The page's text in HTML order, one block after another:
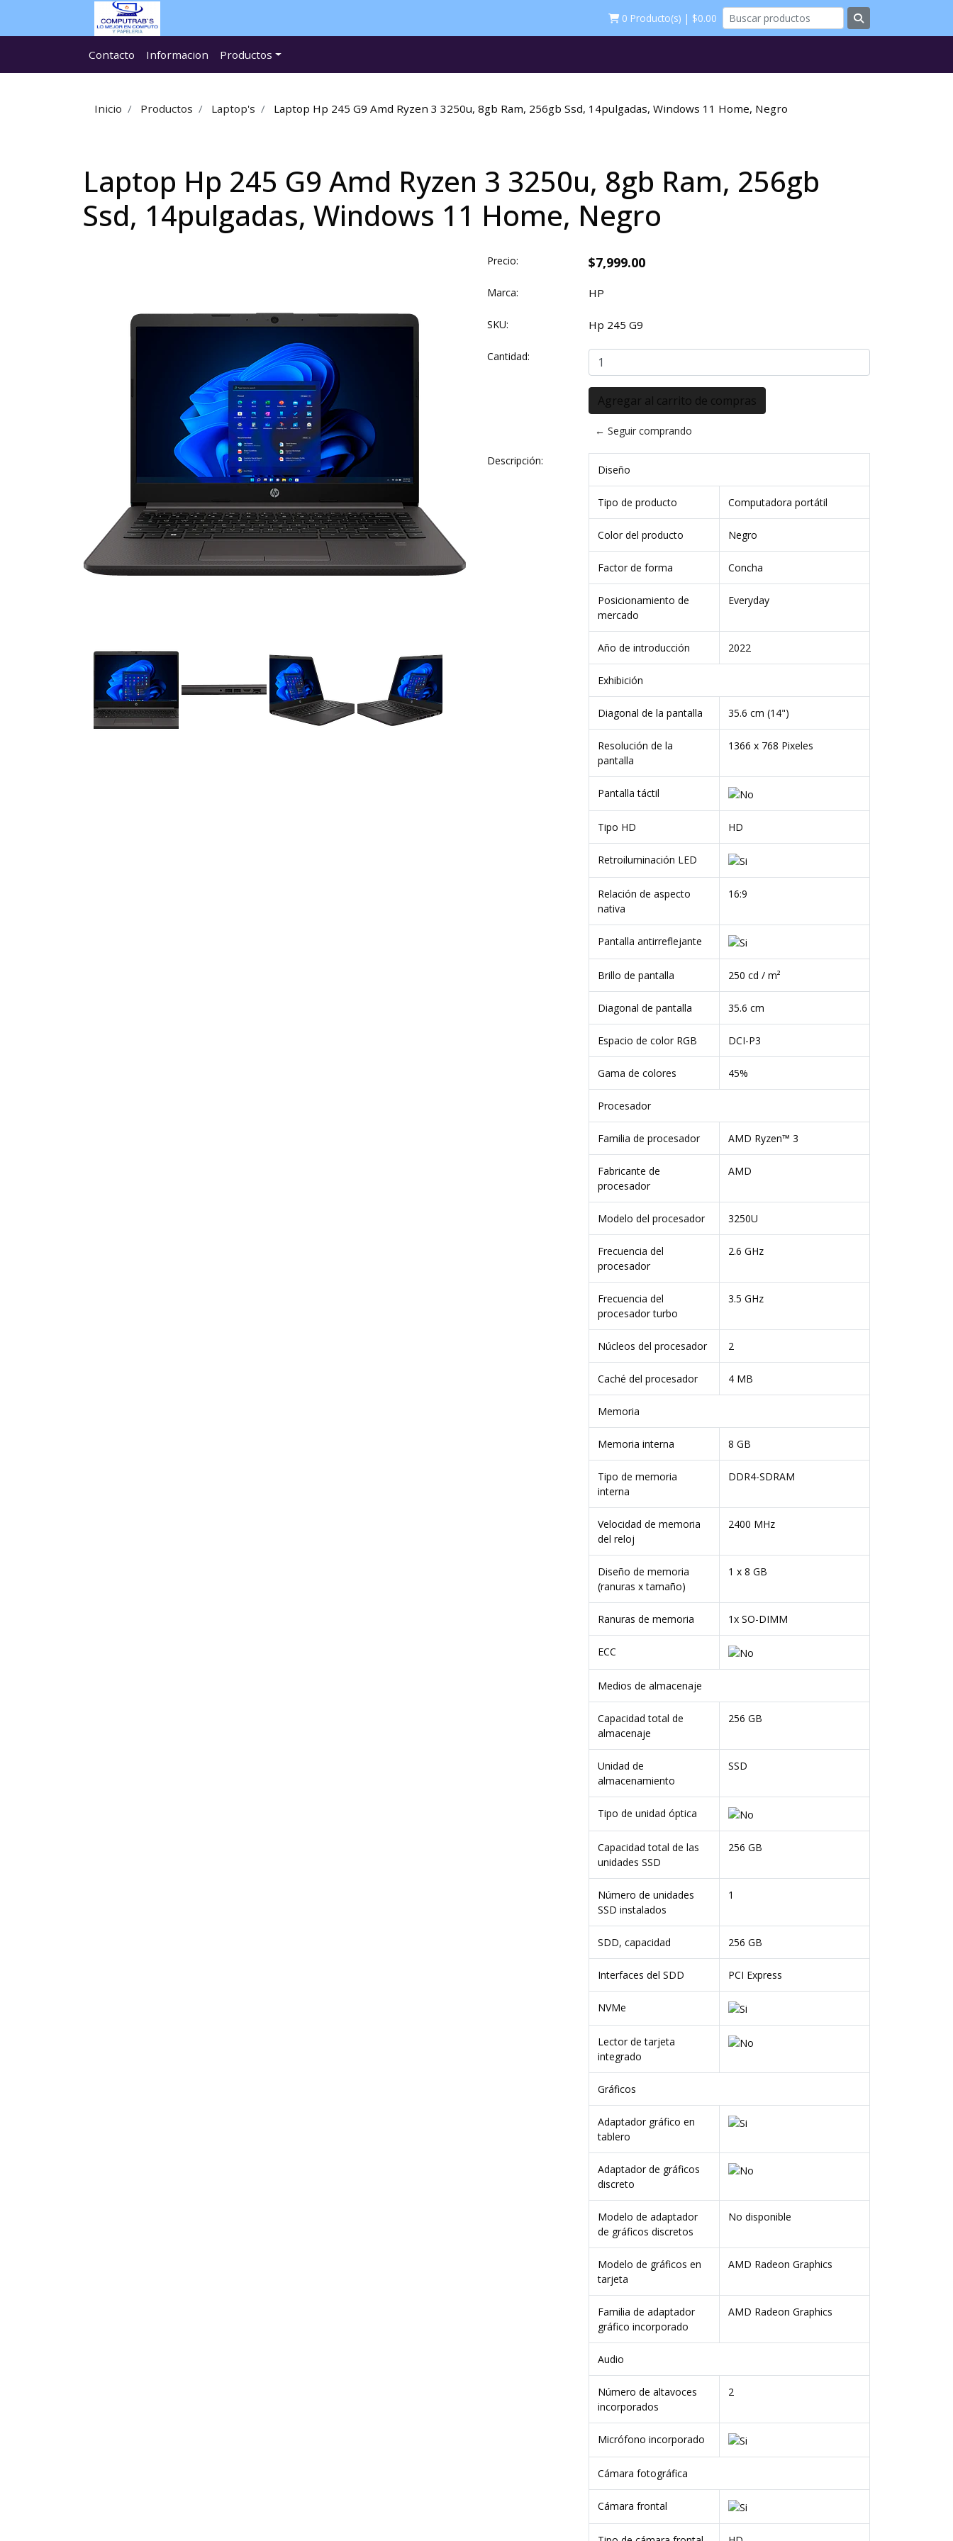
0 Producto(s) | $0.00
Contacto Informacion Productos
Inicio Productos Laptop's Laptop Hp 245 G9 Amd Ryzen 3 3250u, 8gb Ram, 256gb Ssd, 14pulgadas, Windows 11 Home, Negro
Laptop Hp 245 G9 Amd Ryzen 3 3250u, 8gb Ram, 256gb
Ssd, 14pulgadas, Windows 11 Home, Negro
Precio: $7,999.00
Marca: HP
SKU: Hp 245 G9
Cantidad:
← Seguir comprando
Descripción:
Diseño
Tipo de producto Computadora portátil
Color del producto Negro
Factor de forma Concha
Posicionamiento de
mercado
Everyday
Año de introducción 2022
Exhibición
Diagonal de la pantalla 35.6 cm (14")
Resolución de la
pantalla
1366 x 768 Pixeles
Pantalla táctil
Tipo HD HD
Retroiluminación LED
Relación de aspecto
nativa
16:9
Pantalla antirreflejante
Brillo de pantalla 250 cd / m²
Diagonal de pantalla 35.6 cm
Espacio de color RGB DCI-P3
Gama de colores 45%
Procesador
Familia de procesador AMD Ryzen™ 3
Fabricante de
procesador
AMD
Modelo del procesador 3250U
Frecuencia del
procesador
2.6 GHz
Frecuencia del
procesador turbo
3.5 GHz
Núcleos del procesador 2
Caché del procesador 4 MB
Memoria
Memoria interna 8 GB
Tipo de memoria
interna
DDR4-SDRAM
Velocidad de memoria
del reloj
2400 MHz
Diseño de memoria
(ranuras x tamaño)
1 x 8 GB
Ranuras de memoria 1x SO-DIMM
ECC
Medios de almacenaje
Capacidad total de
almacenaje
256 GB
Unidad de
almacenamiento
SSD
Tipo de unidad óptica
Capacidad total de las
unidades SSD
256 GB
Número de unidades
SSD instalados
1
SDD, capacidad 256 GB
Interfaces del SDD PCI Express
NVMe
Lector de tarjeta
integrado
Gráficos
Adaptador gráfico en
tablero
Adaptador de gráficos
discreto
Modelo de adaptador
de gráficos discretos
No disponible
Modelo de gráficos en
tarjeta
AMD Radeon Graphics
Familia de adaptador
gráfico incorporado
AMD Radeon Graphics
Audio
Número de altavoces
incorporados
2
Micrófono incorporado
Cámara fotográfica
Cámara frontal